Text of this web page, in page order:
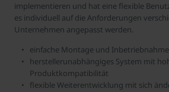
implementieren und hat eine flexible
es individuell auf die Anforderungen
Unternehmen angepasst werden.
einfache Montage und Inbetriebnahme
herstellerunabhängiges System mit
Produktkompatibilität
flexible Weiterentwicklung mit sich